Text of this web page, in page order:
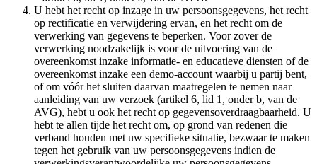
U hebt het recht op inzage in uw persoonsgegevens, het recht
op rectificatie en verwijdering ervan, en het recht om de
verwerking van gegevens te beperken. Voor zover de
verwerking noodzakelijk is voor de uitvoering van de
overeenkomst inzake informatie- en educatieve diensten of de
overeenkomst inzake een demo-account waarbij u partij bent,
of om vóór het sluiten daarvan maatregelen te nemen naar
aanleiding van uw verzoek (artikel 6, lid 1, onder b, van de
AVG), hebt u ook het recht op gegevensoverdraagbaarheid. U
hebt te allen tijde het recht om, op grond van redenen die
verband houden met uw specifieke situatie, bezwaar te maken
tegen het gebruik van uw persoonsgegevens indien de